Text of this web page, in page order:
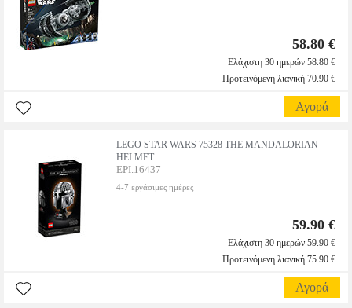
58.80 €
Ελάχιστη 30 ημερών 58.80 €
Προτεινόμενη λιανική 70.90 €
Αγορά
LEGO STAR WARS 75328 THE MANDALORIAN
HELMET
EPI.16437
4-7 εργάσιμες ημέρες
59.90 €
Ελάχιστη 30 ημερών 59.90 €
Προτεινόμενη λιανική 75.90 €
Αγορά